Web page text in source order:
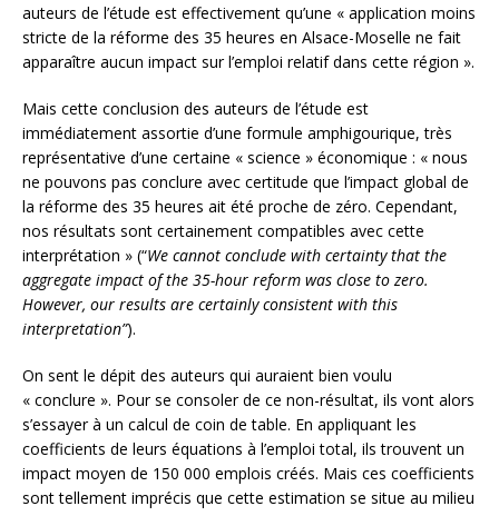
auteurs de l’étude est effectivement qu’une « application moins
stricte de la réforme des 35 heures en Alsace-Moselle ne fait
apparaître aucun impact sur l’emploi relatif dans cette région ».
Mais cette conclusion des auteurs de l’étude est
immédiatement assortie d’une formule amphigourique, très
représentative d’une certaine « science » économique : « nous
ne pouvons pas conclure avec certitude que l’impact global de
la réforme des 35 heures ait été proche de zéro. Cependant,
nos résultats sont certainement compatibles avec cette
interprétation » (“We cannot conclude with certainty that the
aggregate impact of the 35-hour reform was close to zero.
However, our results are certainly consistent with this
interpretation”).
On sent le dépit des auteurs qui auraient bien voulu
« conclure ». Pour se consoler de ce non-résultat, ils vont alors
s’essayer à un calcul de coin de table. En appliquant les
coefficients de leurs équations à l’emploi total, ils trouvent un
impact moyen de 150 000 emplois créés. Mais ces coefficients
sont tellement imprécis que cette estimation se situe au milieu